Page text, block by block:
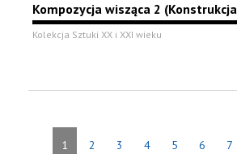
Kompozycja wisząca 2
Kolekcja Sztuki XX i XXI wieku
1 2 3 4 5 6 7